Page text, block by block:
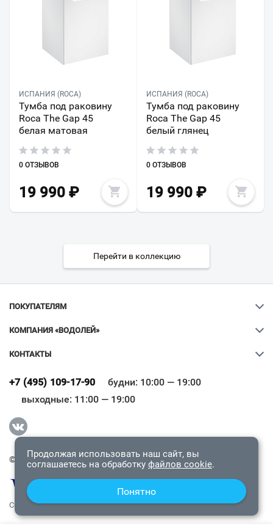
ИСПАНИЯ (ROCA)
Тумба под раковину
Roca The Gap 45
белая матовая
0 ОТЗЫВОВ
19 990 ₽
ИСПАНИЯ (ROCA)
Тумба под раковину
Roca The Gap 45
белый глянец
0 ОТЗЫВОВ
19 990₽
Перейти в коллекцию
ПОКУПАТЕЛЯМ
КОМПАНИЯ «ВОДОЛЕЙ»
КОНТАКТЫ
+7 (495) 109-17-90
будни: 10:00 — 19:00
выходные: 11:00 — 19:00
© 2009-2026 «Водолей Онлайн». Все права защищены.
СОГЛАШЕНИЕ О КОНФИДЕНЦИАЛЬНОСТИ
Всё верно
Продолжая использовать наш сайт, вы
соглашаетесь на обработку файлов cookie.
Понятно